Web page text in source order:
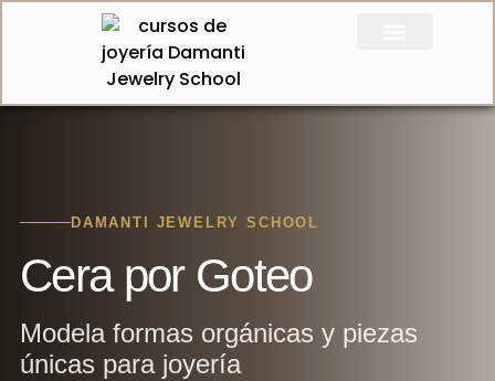
DAMANTI JEWELRY SCHOOL
Cera por Goteo
Modela formas orgánicas y piezas
únicas para joyería